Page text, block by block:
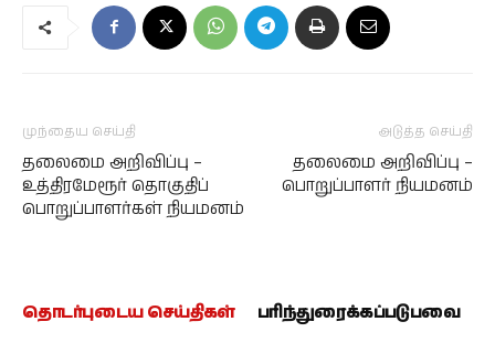
முந்தைய செய்தி
தலைமை அறிவிப்பு –
உத்திரமேரூர் தொகுதிப்
பொறுப்பாளர்கள் நியமனம்
அடுத்த செய்தி
தலைமை அறிவிப்பு –
பொறுப்பாளர் நியமனம்
தொடர்புடைய செய்திகள் பரிந்துரைக்கப்படுபவை